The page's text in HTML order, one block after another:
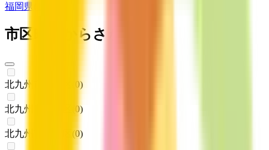
福岡県
市区町村からさがす
北九州市門司区 0)
北九州市若松区 0)
北九州市戸畑区 (0)